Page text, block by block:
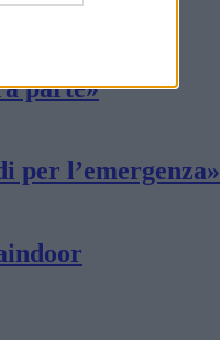
parte»
per l’emergenza»